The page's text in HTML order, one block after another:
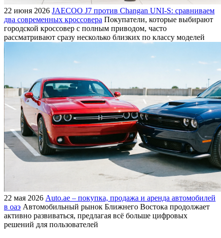
22 июня 2026 JAECOO J7 против Changan UNI-S: сравниваем
два современных кроссовера Покупатели, которые выбирают
городской кроссовер с полным приводом, часто
рассматривают сразу несколько близких по классу моделей
22 мая 2026 Auto.ae – покупка, продажа и аренда автомобилей
в оаэ Автомобильный рынок Ближнего Востока продолжает
активно развиваться, предлагая всё больше цифровых
решений для пользователей